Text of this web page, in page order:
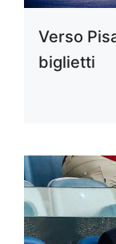
Verso
biglietti